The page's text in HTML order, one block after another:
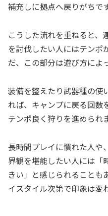
補充しに拠点へ戻りがちです
こうした流れを重ねると、
を討伐したい人にはテンポ
だ、この部分は遊び方によ
装備を整えたり武器種の使
れば、キャンプに戻る回数
テンポ良く狩りを進められ
長時間プレイに慣れた人や
界観を堪能したい人には「
きい」と感じられることも
イスタイル次第で印象は変